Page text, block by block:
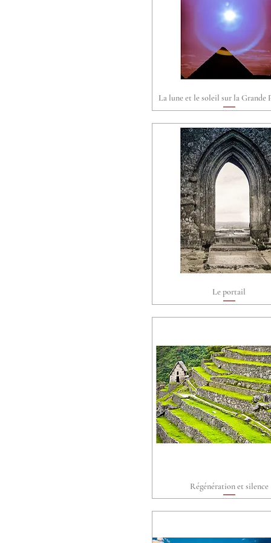
Aperçu rapide
La lune et le soleil sur la Grande
Aperçu rapide
Le portail
Aperçu rapide
Régénération et silence